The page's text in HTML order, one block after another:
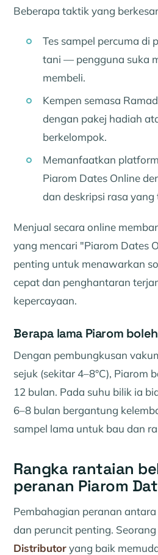
Beberapa taktik yang
Tes sampel percuma di
tani — pengguna suka
membeli.
Kempen semasa
dengan pakej hadiah
berkelompok.
Memanfaatkan
Piarom Dates Online
dan deskripsi rasa yang
Menjual secara online
yang mencari "Piarom Dates
penting untuk menawarkan
cepat dan penghantaran
kepercayaan.
Berapa lama Piarom
Dengan pembungkusan
sejuk (sekitar 4–8°C), Piarom
12 bulan. Pada suhu bilik ia
6–8 bulan bergantung
sampel lama untuk bau dan
Rangka rantaian
peranan Piarom
Pembahagian peranan
dan peruncit penting. Seorang
Distributoryang baik